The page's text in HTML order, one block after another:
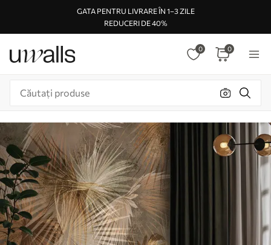
GATA PENTRU LIVRARE ÎN 1–3 ZILE
REDUCERI DE 40%
0 0